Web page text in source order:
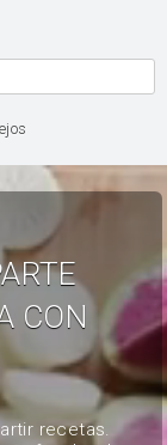
CON
recetas.